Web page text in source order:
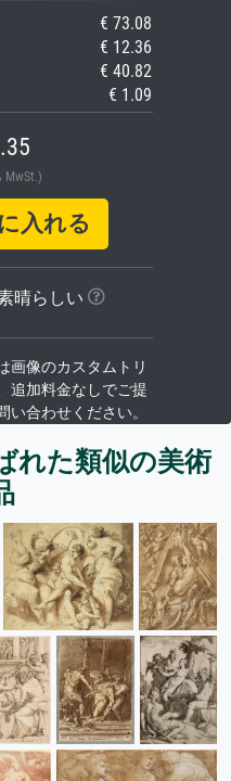
€ 73.08
€ 12.36
€ 40.82
€ 1.09
MwSt.)
入れる
晴らしい
画像のカスタムトリ
追加料金なしでご提
合わせください。
れた類似の美術